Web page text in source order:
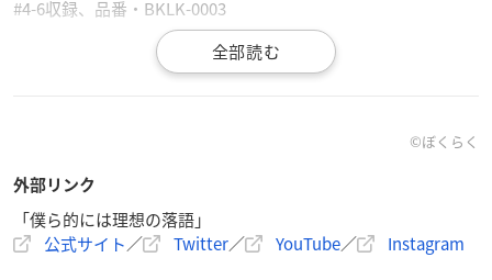
#4-6収録、品番・BKLK-0003
三巻：2021年5月28日(金)
【価格】
各7,480円（税込）
©ぼくらく
外部リンク
「僕ら的には理想の落語」
公式サイト／ Twitter／ YouTube／ Instagram